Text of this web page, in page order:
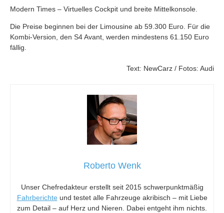
Modern Times – Virtuelles Cockpit und breite Mittelkonsole.
Die Preise beginnen bei der Limousine ab 59.300 Euro. Für die
Kombi-Version, den S4 Avant, werden mindestens 61.150 Euro
fällig.
Text: NewCarz / Fotos: Audi
Roberto Wenk
Unser Chefredakteur erstellt seit 2015 schwerpunktmäßig
Fahrberichte und testet alle Fahrzeuge akribisch – mit Liebe
zum Detail – auf Herz und Nieren. Dabei entgeht ihm nichts.